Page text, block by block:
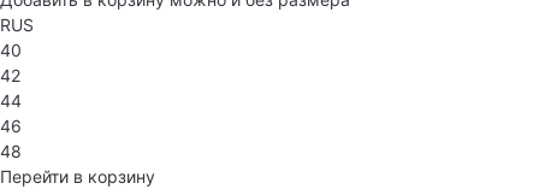
RUS
40
42
44
46
48
Перейти в корзину